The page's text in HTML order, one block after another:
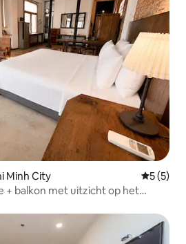
Minh City
5 (5)
+ balkon met uitzicht op het